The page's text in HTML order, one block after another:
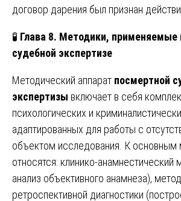
договор дарения был признан
🧪 Глава 8. Методики, применяемые
судебной экспертизе
Методический аппарат посмертной
экспертизы включает в себя
психологических и
адаптированных для работы с
объектом исследования. К основным
относятся: клинико-анамнестический
анализ объективного анамнеза), метод
ретроспективной диагностики